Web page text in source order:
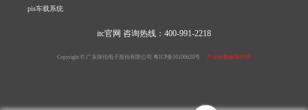
pis车载系统
itc官网 咨询热线：400-991-2218
Copyright © 广东保伦电子股份有限公司 粤ICP备16106620号 产品参数解释声明